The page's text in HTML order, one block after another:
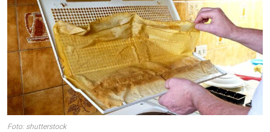
Foto: shutterstock